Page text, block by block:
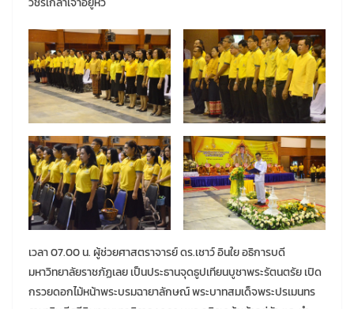
เวลา 07.00 น. ผู้ช่วยศาสตราจารย์ ดร.เชาว์ อินใย อธิการบดี
มหาวิทยาลัยราชภัฏเลย เป็นประธานจุดธูปเทียนบูชาพระรัตนตรัย เปิด
กรวยดอกไม้หน้าพระบรมฉายาลักษณ์ พระบาทสมเด็จพระปรเมนทร